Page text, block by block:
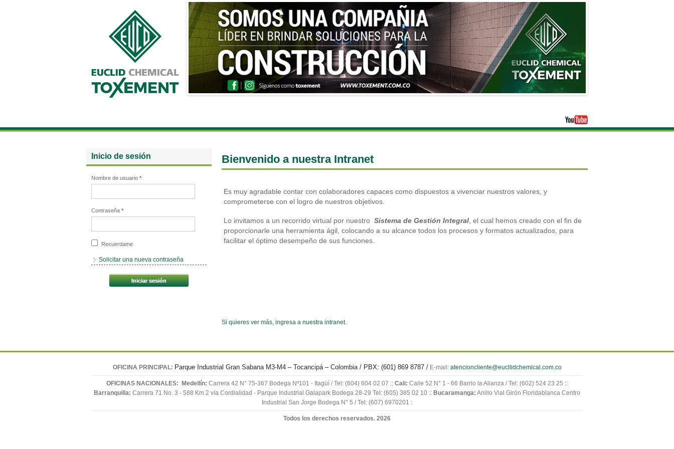
Bienvenido a nuestra Intranet
Es muy agradable contar con colaboradores capaces como dispuestos a vivenciar nuestros valores, y
comprometerse con el logro de nuestros objetivos.
Lo invitamos a un recorrido virtual por nuestro Sistema de Gestión Integral , el cual hemos creado con el fin de
proporcionarle una herramienta ágil, colocando a su alcance todos los procesos y formatos actualizados, para
facilitar el óptimo desempeño de sus funciones.
Si quieres ver más, ingresa a nuestra intranet.
Inicio de sesión
Nombre de usuario *
Contraseña *
Recuerdame
Solicitar una nueva contraseña
OFICINA PRINCIPAL: Parque Industrial Gran Sabana M3-M4 – Tocancipá – Colombia / PBX: (601) 869 8787 /E-mail: atencioncliente@eucllidchemical.com.co
OFICINAS NACIONALES: Medellín: Carrera 42 N° 75-367 Bodega Nº101 - Itagüí / Tel: (604) 604 02 07 :: Cali: Calle 52 N° 1 - 66 Barrio la Alianza / Tel: (602) 524 23 25 ::
Barranquilla: Carrera 71 No. 3 - 588 Km 2 vía Cordialidad - Parque Industrial Galapark Bodega 28-29 Tel: (605) 385 02 10 :: Bucaramanga: Anillo Vial Girón Floridablanca Centro
Industrial San Jorge Bodega N° 5 / Tel: (607) 6970201 :
Todos los derechos reservados. 2026